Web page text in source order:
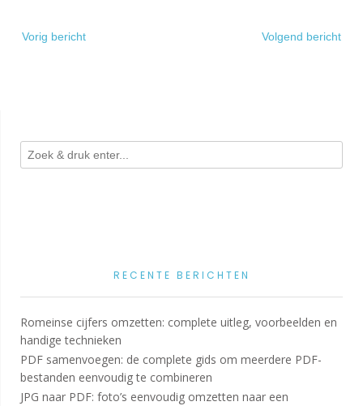
navigatie
Vorig bericht Volgend bericht
RECENTE BERICHTEN
Romeinse cijfers omzetten: complete uitleg, voorbeelden en
handige technieken
PDF samenvoegen: de complete gids om meerdere PDF-
bestanden eenvoudig te combineren
JPG naar PDF: foto’s eenvoudig omzetten naar een